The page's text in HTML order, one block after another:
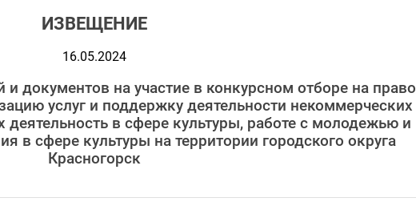
ИЗВЕЩЕНИЕ
16.05.2024
документов на участие в конкурсном отборе на право
услуг и поддержку деятельности некоммерческих
в сфере культуры, работе с молодежью и
в сфере культуры на территории городского округа
Красногорск